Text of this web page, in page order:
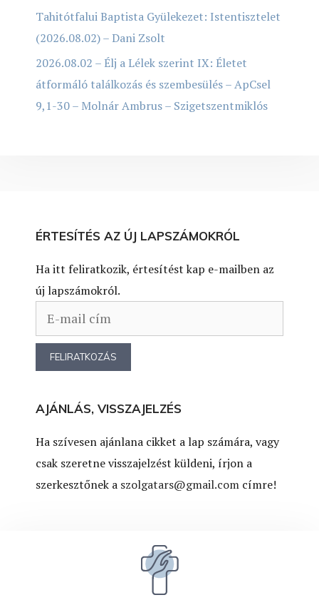
Tahitótfalui Baptista Gyülekezet: Istentisztelet
(2026.08.02) – Dani Zsolt
2026.08.02 – Élj a Lélek szerint IX: Életet
átformáló találkozás és szembesülés – ApCsel
9,1-30 – Molnár Ambrus – Szigetszentmiklós
ÉRTESÍTÉS AZ ÚJ LAPSZÁMOKRÓL
Ha itt feliratkozik, értesítést kap e-mailben az
új lapszámokról.
AJÁNLÁS, VISSZAJELZÉS
Ha szívesen ajánlana cikket a lap számára, vagy
csak szeretne visszajelzést küldeni, írjon a
szerkesztőnek a szolgatars@gmail.com címre!